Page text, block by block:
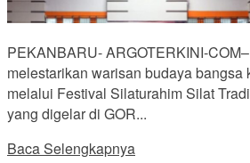
PEKANBARU- ARGOTERKINI-
melestarikan warisan budaya bangsa
melalui Festival Silaturahim Silat
yang digelar di GOR...
Baca Selengkapnya